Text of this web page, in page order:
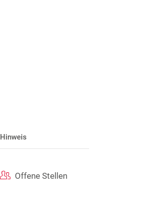
Hinweis
Offene Stellen